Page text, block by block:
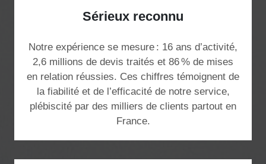
Sérieux reconnu
Notre expérience se mesure : 16 ans d’activité,
2,6 millions de devis traités et 86 % de mises
en relation réussies. Ces chiffres témoignent de
la fiabilité et de l’efficacité de notre service,
plébiscité par des milliers de clients partout en
France.